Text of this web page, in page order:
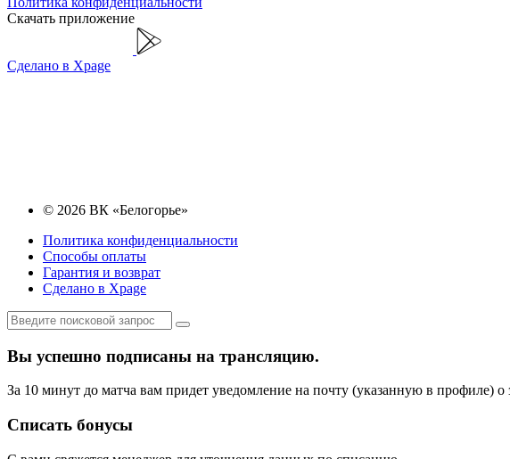
Скачать приложение
Сделано в Xpage
© 2026 ВК «Белогорье»
Политика конфиденциальности
Способы оплаты
Гарантия и возврат
Сделано в Xpage
Вы успешно подписаны на трансляцию.
За 10 минут до матча вам придет уведомление на почту (указанную в профиле) о
Списать бонусы